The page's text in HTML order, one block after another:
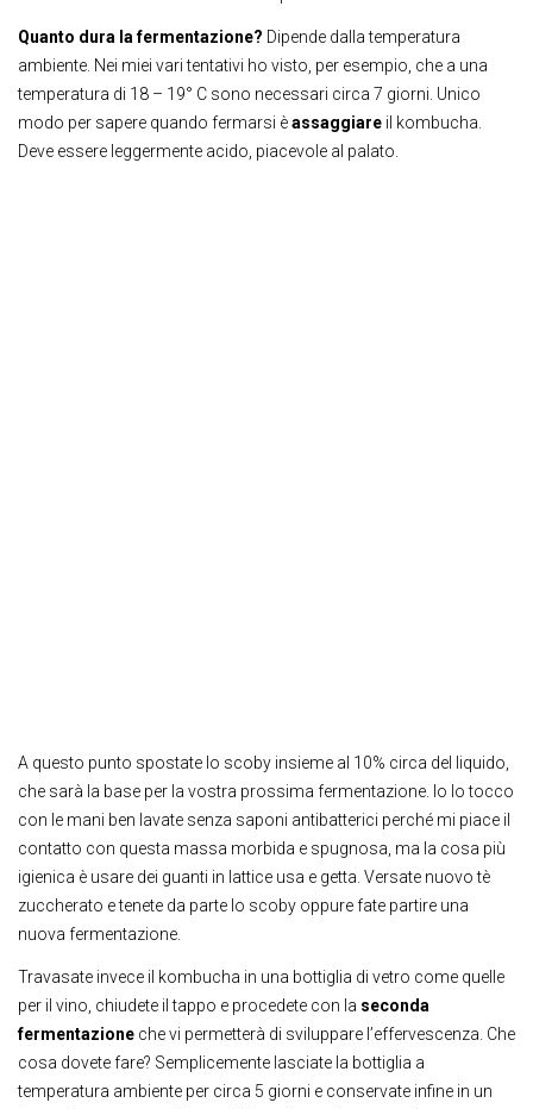
Quanto dura la fermentazione? Dipende dalla temperatura
ambiente. Nei miei vari tentativi ho visto, per esempio, che a una
temperatura di 18 – 19° C sono necessari circa 7 giorni. Unico
modo per sapere quando fermarsi èassaggiare il kombucha.
Deve essere leggermente acido, piacevole al palato.
A questo punto spostate lo scoby insieme al 10% circa del liquido,
che sarà la base per la vostra prossima fermentazione. Io lo tocco
con le mani ben lavate senza saponi antibatterici perché mi piace il
contatto con questa massa morbida e spugnosa, ma la cosa più
igienica è usare dei guanti in lattice usa e getta. Versate nuovo tè
zuccherato e tenete da parte lo scoby oppure fate partire una
nuova fermentazione.
Travasate invece il kombucha in una bottiglia di vetro come quelle
per il vino, chiudete il tappo e procedete con la seconda
fermentazione che vi permetterà di sviluppare l’effervescenza. Che
cosa dovete fare? Semplicemente lasciate la bottiglia a
temperatura ambiente per circa 5 giorni e conservate infine in un